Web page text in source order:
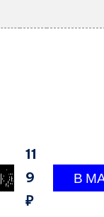
11
9
₽